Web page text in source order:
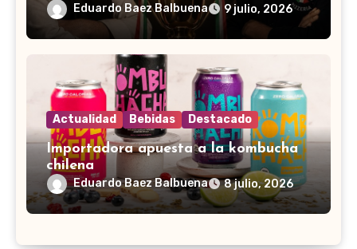
Eduardo Baez Balbuena 9 julio, 2026
Actualidad Bebidas Destacado
Importadora apuesta a la kombucha
chilena
Eduardo Baez Balbuena 8 julio, 2026